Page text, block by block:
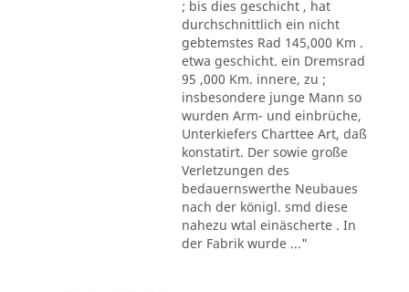
; bis dies geschicht , hat
durchschnittlich ein nicht
gebtemstes Rad 145,000 Km .
etwa geschicht. ein Dremsrad
95 ,000 Km. innere, zu ;
insbesondere junge Mann so
wurden Arm- und einbrüche,
Unterkiefers Charttee Art, daß
konstatirt. Der sowie große
Verletzungen des
bedauernswerthe Neubaues
nach der königl. smd diese
nahezu wtal einäscherte . In
der Fabrik wurde ..."